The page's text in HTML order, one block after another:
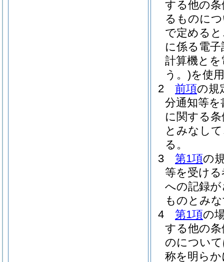
する他の
るものに
で定める
に係る電
計算機と
う。)を使
2
前項の規
分通知等
に関する
とみなし
る。
3
第1項の
等を受け
への記録
ものとみ
4
第1項の
する他の
のについ
称を明ら